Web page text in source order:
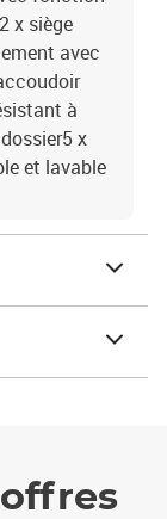
x siège
avec
à
x
et lavable